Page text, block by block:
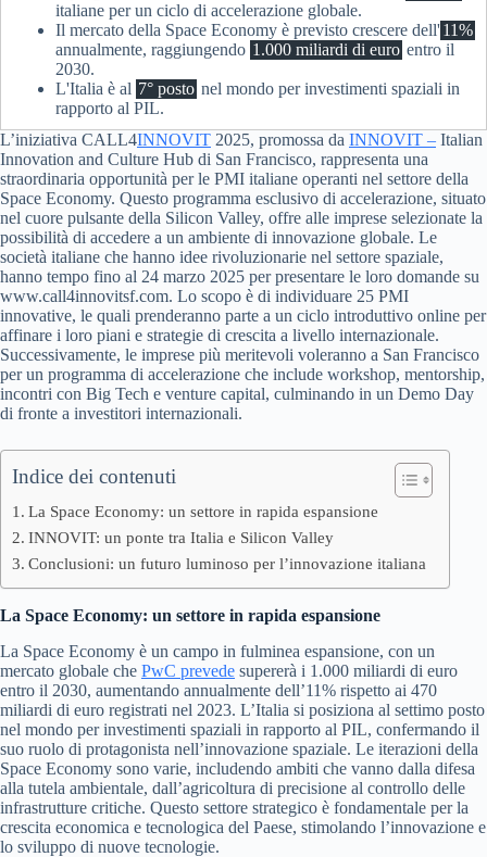
italiane per un ciclo di accelerazione globale.
Il mercato della Space Economy è previsto crescere dell'11%
annualmente, raggiungendo 1.000 miliardi di euro entro il
2030.
L'Italia è al 7° posto nel mondo per investimenti spaziali in
rapporto al PIL.
L’iniziativa CALL4INNOVIT 2025, promossa da INNOVIT – Italian
Innovation and Culture Hub di San Francisco, rappresenta una
straordinaria opportunità per le PMI italiane operanti nel settore della
Space Economy. Questo programma esclusivo di accelerazione, situato
nel cuore pulsante della Silicon Valley, offre alle imprese selezionate la
possibilità di accedere a un ambiente di innovazione globale. Le
società italiane che hanno idee rivoluzionarie nel settore spaziale,
hanno tempo fino al 24 marzo 2025 per presentare le loro domande su
www.call4innovitsf.com. Lo scopo è di individuare 25 PMI
innovative, le quali prenderanno parte a un ciclo introduttivo online per
affinare i loro piani e strategie di crescita a livello internazionale.
Successivamente, le imprese più meritevoli voleranno a San Francisco
per un programma di accelerazione che include workshop, mentorship,
incontri con Big Tech e venture capital, culminando in un Demo Day
di fronte a investitori internazionali.
Indice dei contenuti
La Space Economy: un settore in rapida espansione
INNOVIT: un ponte tra Italia e Silicon Valley
Conclusioni: un futuro luminoso per l’innovazione italiana
La Space Economy: un settore in rapida espansione
La Space Economy è un campo in fulminea espansione, con un
mercato globale che PwC prevede supererà i 1.000 miliardi di euro
entro il 2030, aumentando annualmente dell’11% rispetto ai 470
miliardi di euro registrati nel 2023. L’Italia si posiziona al settimo posto
nel mondo per investimenti spaziali in rapporto al PIL, confermando il
suo ruolo di protagonista nell’innovazione spaziale. Le iterazioni della
Space Economy sono varie, includendo ambiti che vanno dalla difesa
alla tutela ambientale, dall’agricoltura di precisione al controllo delle
infrastrutture critiche. Questo settore strategico è fondamentale per la
crescita economica e tecnologica del Paese, stimolando l’innovazione e
lo sviluppo di nuove tecnologie.